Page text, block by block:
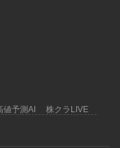
値予測AI 株クラLIVE